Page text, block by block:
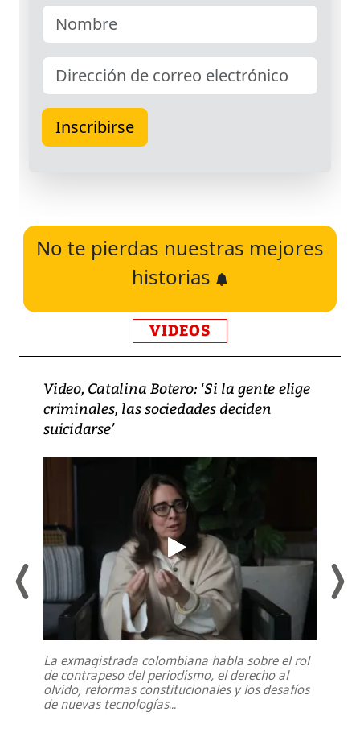
No te pierdas nuestras mejores
historias
VIDEOS
Video, Catalina Botero: ‘Si la gente elige
criminales, las sociedades deciden
suicidarse’
La exmagistrada colombiana habla sobre el rol
de contrapeso del periodismo, el derecho al
olvido, reformas constitucionales y los desafíos
de nuevas tecnologías...